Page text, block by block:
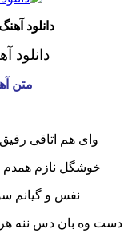
دانلود
دانلود
متن
وای هم اتاقی
خوشگل نازم همدم
نفس و گیانم
دست وه بان دس ننه